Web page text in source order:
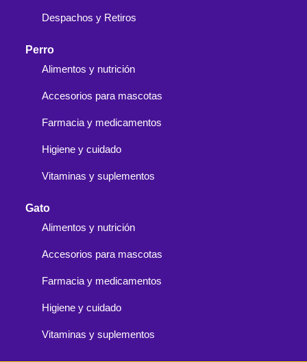
Despachos y Retiros
Perro
Alimentos y nutrición
Accesorios para mascotas
Farmacia y medicamentos
Higiene y cuidado
Vitaminas y suplementos
Gato
Alimentos y nutrición
Accesorios para mascotas
Farmacia y medicamentos
Higiene y cuidado
Vitaminas y suplementos